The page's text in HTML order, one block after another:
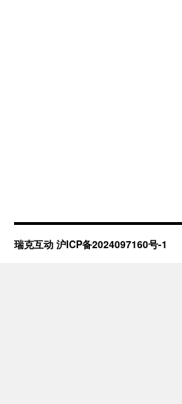
瑞克互动 沪ICP备2024097160号-1